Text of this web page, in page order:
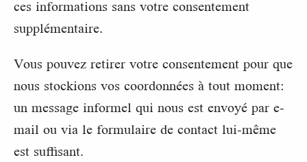
ces informations sans votre consentement
supplémentaire.
Vous pouvez retirer votre consentement pour que
nous stockions vos coordonnées à tout moment:
un message informel qui nous est envoyé par e-
mail ou via le formulaire de contact lui-même
est suffisant.